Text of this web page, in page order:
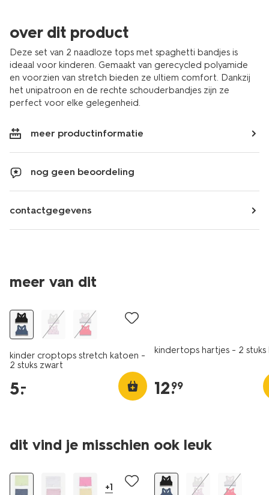
over dit product
Deze set van 2 naadloze tops met spaghetti bandjes is
ideaal voor kinderen. Gemaakt van gerecycled polyamide
en voorzien van stretch bieden ze ultiem comfort. Dankzij
het unipatroon en de rechte schouderbandjes zijn ze
perfect voor elke gelegenheid.
meer productinformatie
nog geen beoordeling
contactgegevens
meer van dit
laag geprijsd
kinder croptops stretch katoen -
2 stuks zwart
5.
–
kindertops hartjes - 2 stuks
12.
99
dit vind je misschien ook leuk
laag geprijsd
+1
laag geprijsd